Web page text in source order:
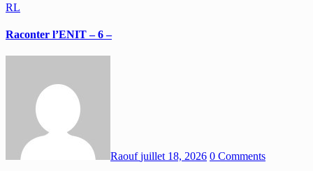
RL
Raconter l’ENIT – 6 –
Raoufjuillet 18, 2026 0 Comments